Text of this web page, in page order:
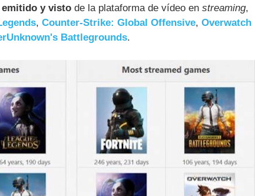
emitido y visto de la plataforma de vídeo en streaming,
, Counter-Strike: Global Offensive, Overwatch
Battlegrounds.